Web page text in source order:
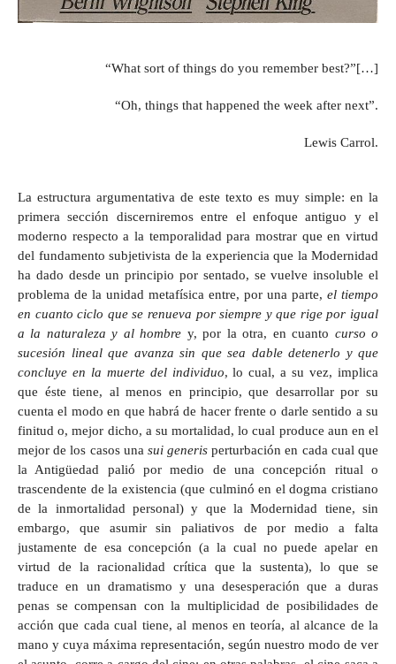
“What sort of things do you remember best?”[…]
“Oh, things that happened the week after next”.
Lewis Carrol.
La estructura argumentativa de este texto es muy simple: en la
primera sección discerniremos entre el enfoque antiguo y el
moderno respecto a la temporalidad para mostrar que en virtud
del fundamento subjetivista de la experiencia que la Modernidad
ha dado desde un principio por sentado, se vuelve insoluble el
problema de la unidad metafísica entre, por una parte, el tiempo
en cuanto ciclo que se renueva por siempre y que rige por igual
a la naturaleza y al hombre y, por la otra, en cuanto curso o
sucesión lineal que avanza sin que sea dable detenerlo y que
concluye en la muerte del individuo, lo cual, a su vez, implica
que éste tiene, al menos en principio, que desarrollar por su
cuenta el modo en que habrá de hacer frente o darle sentido a su
finitud o, mejor dicho, a su mortalidad, lo cual produce aun en el
mejor de los casos una sui generis perturbación en cada cual que
la Antigüedad palió por medio de una concepción ritual o
trascendente de la existencia (que culminó en el dogma cristiano
de la inmortalidad personal) y que la Modernidad tiene, sin
embargo, que asumir sin paliativos de por medio a falta
justamente de esa concepción (a la cual no puede apelar en
virtud de la racionalidad crítica que la sustenta), lo que se
traduce en un dramatismo y una desesperación que a duras
penas se compensan con la multiplicidad de posibilidades de
acción que cada cual tiene, al menos en teoría, al alcance de la
mano y cuya máxima representación, según nuestro modo de ver